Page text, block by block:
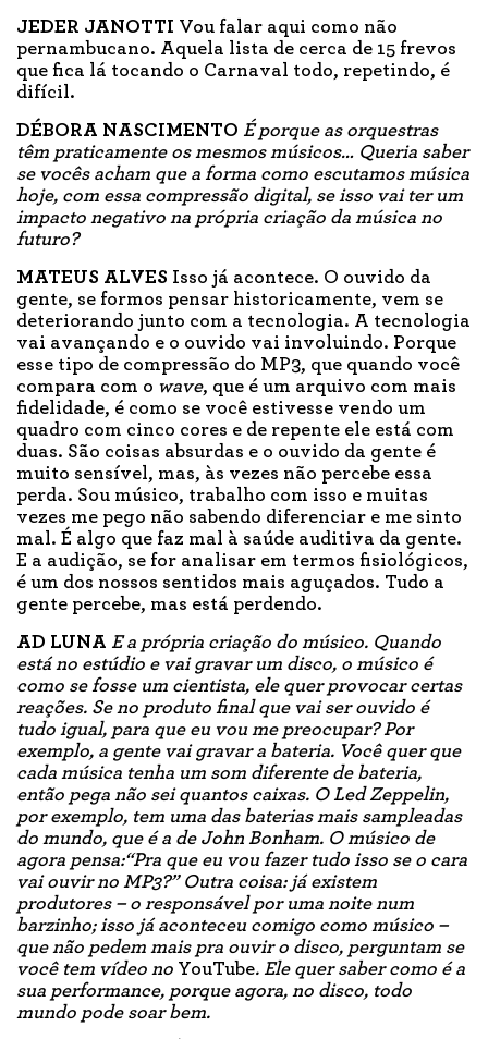
JEDER JANOTTI Vou falar aqui como não
pernambucano. Aquela lista de cerca de 15 frevos
que fica lá tocando o Carnaval todo, repetindo, é
difícil.
DÉBORA NASCIMENTO É porque as orquestras
têm praticamente os mesmos músicos… Queria saber
se vocês acham que a forma como escutamos música
hoje, com essa compressão digital, se isso vai ter um
impacto negativo na própria criação da música no
futuro?
MATEUS ALVES Isso já acontece. O ouvido da
gente, se formos pensar historicamente, vem se
deteriorando junto com a tecnologia. A tecnologia
vai avançando e o ouvido vai involuindo. Porque
esse tipo de compressão do MP3, que quando você
compara com o wave, que é um arquivo com mais
fidelidade, é como se você estivesse vendo um
quadro com cinco cores e de repente ele está com
duas. São coisas absurdas e o ouvido da gente é
muito sensível, mas, às vezes não percebe essa
perda. Sou músico, trabalho com isso e muitas
vezes me pego não sabendo diferenciar e me sinto
mal. É algo que faz mal à saúde auditiva da gente.
E a audição, se for analisar em termos fisiológicos,
é um dos nossos sentidos mais aguçados. Tudo a
gente percebe, mas está perdendo.
AD LUNA E a própria criação do músico. Quando
está no estúdio e vai gravar um disco, o músico é
como se fosse um cientista, ele quer provocar certas
reações. Se no produto final que vai ser ouvido é
tudo igual, para que eu vou me preocupar? Por
exemplo, a gente vai gravar a bateria. Você quer que
cada música tenha um som diferente de bateria,
então pega não sei quantos caixas. O Led Zeppelin,
por exemplo, tem uma das baterias mais sampleadas
do mundo, que é a de John Bonham. O músico de
agora pensa:“Pra que eu vou fazer tudo isso se o cara
vai ouvir no MP3?” Outra coisa: já existem
produtores – o responsável por uma noite num
barzinho; isso já aconteceu comigo como músico –
que não pedem mais pra ouvir o disco, perguntam se
você tem vídeo no YouTube. Ele quer saber como é a
sua performance, porque agora, no disco, todo
mundo pode soar bem.